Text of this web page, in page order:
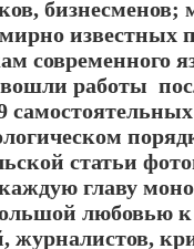
бизнесменов;
известных
современного
работы
статьи
главу
любовью к
журналистов,